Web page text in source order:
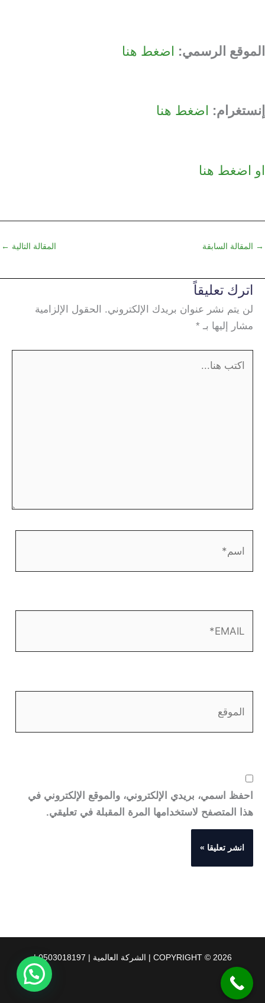
الموقع الرسمي: اضغط هنا
إنستغرام: اضغط هنا
او اضغط هنا
→ المقالة السابقة المقالة التالية ←
اترك تعليقاً
لن يتم نشر عنوان بريدك الإلكتروني.
الحقول الإلزامية
مشار إليها بـ *
احفظ اسمي، بريدي الإلكتروني، والموقع الإلكتروني في
هذا المتصفح لاستخدامها المرة المقبلة في تعليقي.
COPYRIGHT © 2026 | الشركة العالمية | 0503018197 |